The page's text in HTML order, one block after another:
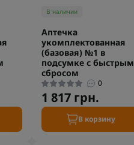
В наличии
Аптечка
укомплектованная
(базовая) №1 в
подсумке с быстрым
сбросом
0
1 817 грн.
В корзину